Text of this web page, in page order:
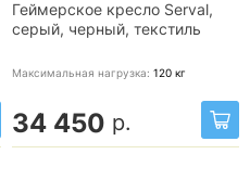
Геймерское кресло Serval,
серый, черный, текстиль
Максимальная нагрузка: 120 кг
34 450 р.